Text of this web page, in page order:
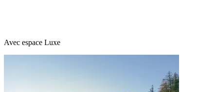
Avec espace Luxe